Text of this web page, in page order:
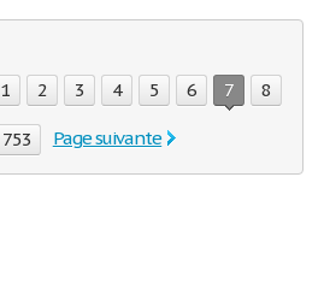
1 2 3 4 5 6 7 8
753 Page suivante